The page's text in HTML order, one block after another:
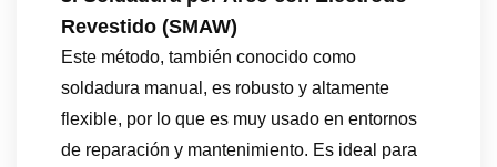
Revestido (SMAW)
Este método, también conocido como
soldadura manual, es robusto y altamente
flexible, por lo que es muy usado en entornos
de reparación y mantenimiento. Es ideal para